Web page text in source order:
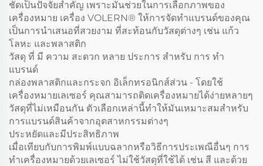
ชัดเป็นปัจจัยสําคัญ เพราะมันช่วยในการเลือกภาพของ
เครื่องหมาย เครื่อง VOLERN® ให้การจัดทําแบรนด์ของคุณ
เป็นการนําเสนอที่สวยงาม ที่สะท้อนกับวัสดุต่างๆ เช่น แก้ว
โลหะ และพลาสติก
วัสดุ ที่ มี ความ สะดวก หลาย ประการ สําหรับ การ ทํา
แบรนด์
กล่องพลาสติกและกระจก อิเล็กทรอนิกส์ส่วน - โดยใช้
เครื่องหมายเลเซอร์ คุณสามารถติดเครื่องหมายได้ง่ายหลายๆ
วัสดุที่ไม่เหมือนกัน ตัวเลือกเหล่านี้ทําให้มันเหมาะสมสําหรับ
การแบรนด์สินค้าจากอุตสาหกรรมต่างๆ
ประหยัดและมีประสิทธิภาพ
เมื่อเทียบกับการพิมพ์แบบฉลากหรือวิธีการประเพณีอื่นๆ การ
ทําเครื่องหมายด้วยเลเซอร์ ไม่ใช้วัสดุที่ใช้ได้ เช่น สี และด้วย